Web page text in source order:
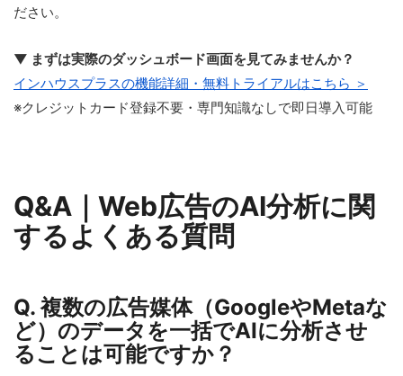
ださい。
▼ まずは実際のダッシュボード画面を見てみませんか？
インハウスプラスの機能詳細・無料トライアルはこちら ＞
※クレジットカード登録不要・専門知識なしで即日導入可能
Q&A｜Web広告のAI分析に関
するよくある質問
Q. 複数の広告媒体（GoogleやMetaな
ど）のデータを一括でAIに分析させ
ることは可能ですか？